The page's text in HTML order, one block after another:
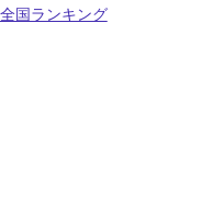
国ランキング